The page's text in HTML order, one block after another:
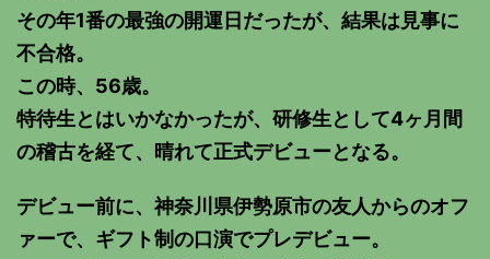
その年1番の最強の開運日だったが、結果は見事に
不合格。
この時、56歳。
特待生とはいかなかったが、研修生として4ヶ月間
の稽古を経て、晴れて正式デビューとなる。
デビュー前に、神奈川県伊勢原市の友人からのオフ
ァーで、ギフト制の口演でプレデビュー。